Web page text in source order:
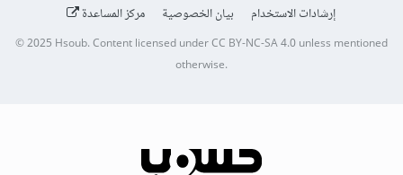
إرشادات الاستخدام
بيان الخصوصية مركز المساعدة
© 2025Hsoub.Content licensed underCC BY-NC-SA 4.0unless mentioned
otherwise.